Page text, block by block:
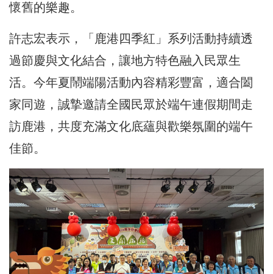
懷舊的樂趣。
許志宏表示，「鹿港四季紅」系列活動持續透
過節慶與文化結合，讓地方特色融入民眾生
活。今年夏鬧端陽活動內容精彩豐富，適合闔
家同遊，誠摯邀請全國民眾於端午連假期間走
訪鹿港，共度充滿文化底蘊與歡樂氛圍的端午
佳節。